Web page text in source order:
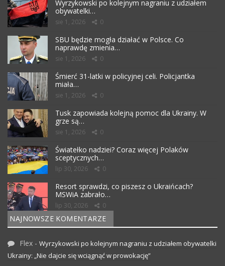
Wyrzykowski po kolejnym nagraniu z udziałem
obywatelki…
sie 1, 2026 0
SBU będzie mogła działać w Polsce. Co
naprawdę zmienia…
sie 1, 2026 0
Śmierć 31-latki w policyjnej celi. Policjantka
miała…
sie 1, 2026 0
Tusk zapowiada kolejną pomoc dla Ukrainy. W
grze są…
sie 1, 2026 0
Światełko nadziei? Coraz więcej Polaków
sceptycznych…
lip 30, 2026 0
Resort sprawdzi, co piszesz o Ukraińcach?
MSWiA zabrało…
lip 30, 2026 0
NAJNOWSZE KOMENTARZE
Flex - Wyrzykowski po kolejnym nagraniu z udziałem obywatelki
Ukrainy: „Nie dajcie się wciągnąć w prowokację”